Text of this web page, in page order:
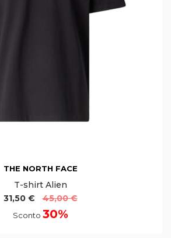
THE NORTH FACE
T-shirt Alien
31,50 €
45,00 €
Sconto 30%